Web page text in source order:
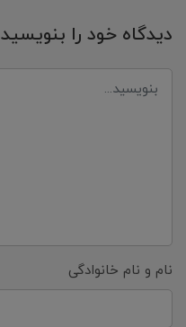
دیدگاه خود را بنویسید
نام و نام خانوادگی